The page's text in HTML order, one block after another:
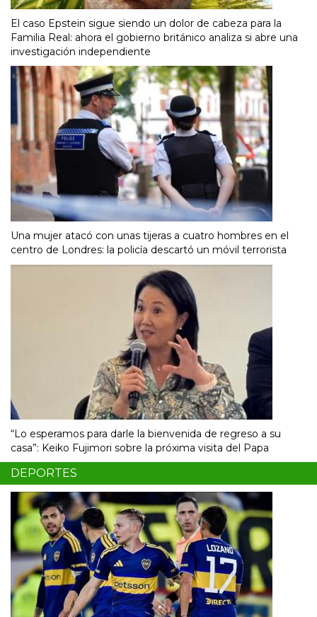
El caso Epstein sigue siendo un dolor de cabeza para la
Familia Real: ahora el gobierno británico analiza si abre una
investigación independiente
Una mujer atacó con unas tijeras a cuatro hombres en el
centro de Londres: la policía descartó un móvil terrorista
“Lo esperamos para darle la bienvenida de regreso a su
casa”: Keiko Fujimori sobre la próxima visita del Papa
DEPORTES